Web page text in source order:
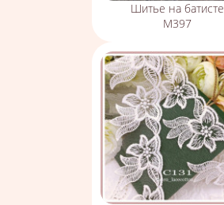
Шитье на батисте
М397